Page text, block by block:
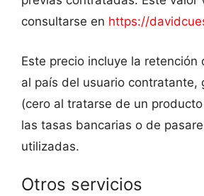
consultarse en https://
Este precio incluye la retención
al país del usuario contratante,
(cero al tratarse de un
las tasas bancarias o de
utilizadas.
Otros servicios